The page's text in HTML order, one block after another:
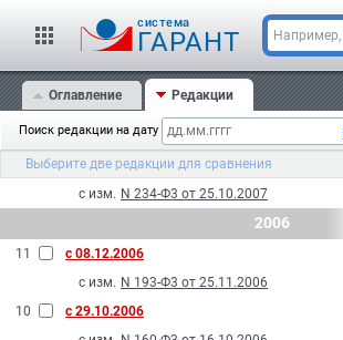
cистема
ГАРАНТ Например,
Оглавление Редакции
Поиск редакции на дату
Выберите две редакции для сравнения
с 27.11.2009
с изм. N 261-Ф3 от 23.11.2009
13
с 01.01.2009
N 160-Ф3 от 23.07.2008
12
с 12.12.2007
с изм. N 234-Ф3 от 25.10.2007
2006
11
с 08.12.2006
с изм. N 193-Ф3 от 25.11.2006
10
с 29.10.2006